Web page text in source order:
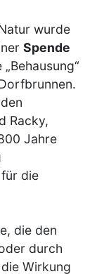
wurde
Spende
Racky,
Jahre
die
die den
durch
Wirkung